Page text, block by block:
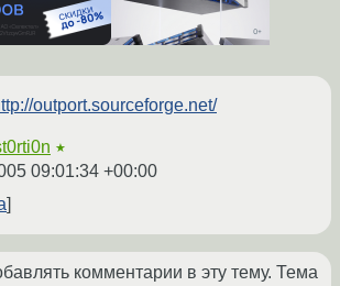
outport.sourceforge.net/
★
09:01:34 +00:00
комментарии в эту тему. Тема